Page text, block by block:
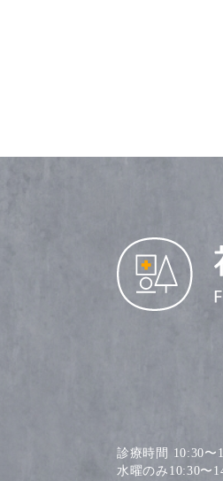
診療時間 10:30〜
水曜のみ10:30〜